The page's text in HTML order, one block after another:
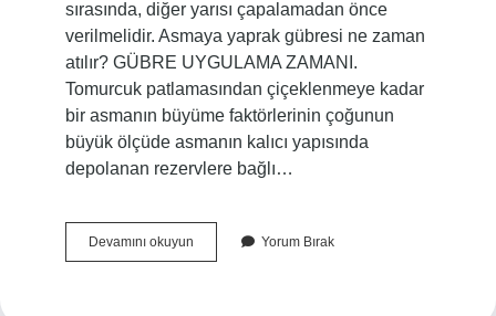
sırasında, diğer yarısı çapalamadan önce
verilmelidir. Asmaya yaprak gübresi ne zaman
atılır? GÜBRE UYGULAMA ZAMANI.
Tomurcuk patlamasından çiçeklenmeye kadar
bir asmanın büyüme faktörlerinin çoğunun
büyük ölçüde asmanın kalıcı yapısında
depolanan rezervlere bağlı…
Devamını okuyunAsmaya
Ne
Yorum Bırak